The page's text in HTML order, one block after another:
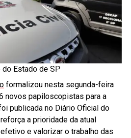
do Estado de SP
formalizou nesta segunda-feira
novos papiloscopistas para a
publicada no Diário Oficial do
a prioridade da atual
e valorizar o trabalho das